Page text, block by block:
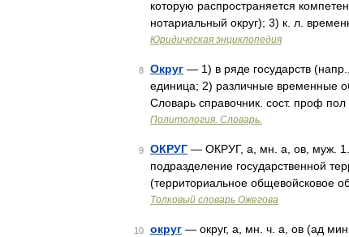
которую распространяется
нотариальный округ); 3) к. л.
Юридическая энциклопедия
8 Округ — 1) в ряде государств
единица; 2) различные временные
Словарь справочник. сост. проф
Политология. Словарь.
9 ОКРУГ — ОКРУГ, а, мн. а, ов, муж. 1.
подразделение государственной
(территориальное общевойсковое
Толковый словарь Ожегова
10 округ — округ, а, мн. ч. а, ов (ад